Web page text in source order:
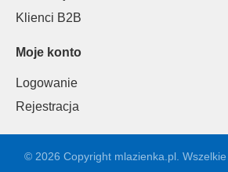
Klienci B2B
Moje konto
Logowanie
Rejestracja
© 2026 Copyright mlazienka.pl. Wszelkie